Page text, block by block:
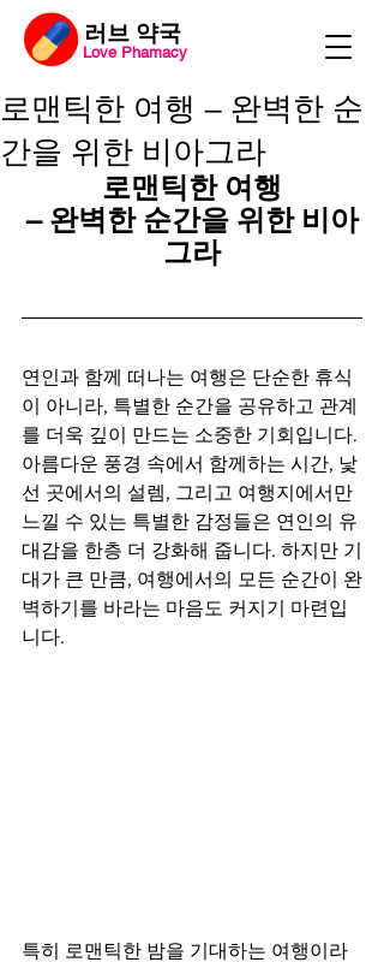
​러브 약국
Love Phamacy
로맨틱한 여행 – 완벽한 순
간을 위한 비아그라
로맨틱한 여행
– 완벽한 순간을 위한 비아
그라
연인과 함께 떠나는 여행은 단순한 휴식
이 아니라, 특별한 순간을 공유하고 관계
를 더욱 깊이 만드는 소중한 기회입니다.
아름다운 풍경 속에서 함께하는 시간, 낯
선 곳에서의 설렘, 그리고 여행지에서만
느낄 수 있는 특별한 감정들은 연인의 유
대감을 한층 더 강화해 줍니다. 하지만 기
대가 큰 만큼, 여행에서의 모든 순간이 완
벽하기를 바라는 마음도 커지기 마련입
니다.
특히 로맨틱한 밤을 기대하는 여행이라